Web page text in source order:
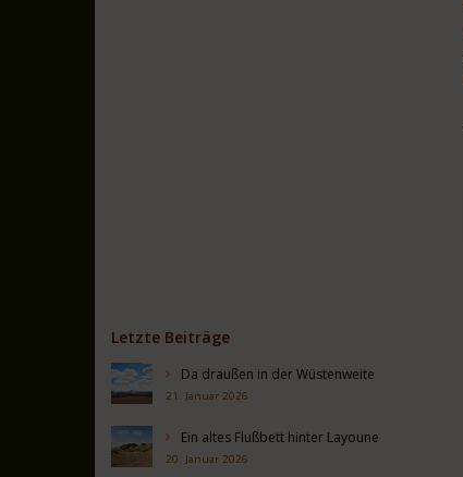
Letzte Beiträge
Da draußen in der Wüstenweite
21. Januar 2026
Ein altes Flußbett hinter Layoune
20. Januar 2026